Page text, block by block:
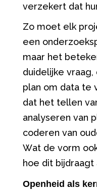
verzekert dat
Zo moet elk
een
maar het
duidelijke
plan om data te
dat het tellen
analyseren van
coderen van
Wat de vorm
hoe dit bijdraagt
Openheid als